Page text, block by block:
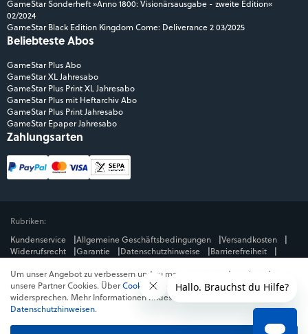
GameStar Sonderheft »Anno 1800: Visionärsausgabe - zweite Edition«
02/2024
GameStar Black Edition Kingdom Come: Deliverance 2 03/2025
Beliebteste Abos
GameStar Plus Abo
GameStar XL Jahresabo
GameStar Plus Print XL Jahresabo
GameStar Plus mit Heftarchiv Abo
GameStar Plus Print Jahresabo
GameStar Epaper Jahresabo
Zahlungsarten
Rubriken:
Kundenservice
Allgemeine Geschäftsbedingungen
Versandkosten
Widerrufsrecht
Garantie Datenschutzhinweise
Barrierefreiheit
Mediengruppe:
GameStar
GamePro MeinMMO Get Hero
Jeuxvideo.com
© Webedia - alle Rechte vorbehalten
* Alle Preise enthalten die jeweilige Mehrwertsteuer. Gegebenenfalls fallen
Um unser Angebot zu verbessern und zu messen, verwenden wir und
unsere Partner Cookies. ÜberCookies ablehnenkannst du dem
widersprechen. Mehr Informationen findest du in unseren
Datenschutzhinweisen.